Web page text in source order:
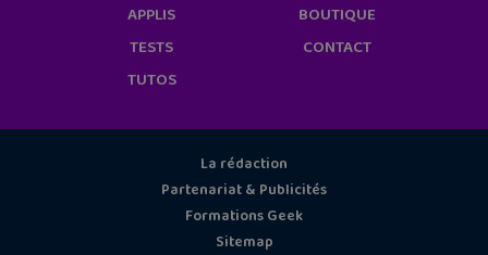
APPLIS
TESTS
TUTOS
BOUTIQUE
CONTACT
La rédaction
Partenariat & Publicités
Formations Geek
Sitemap